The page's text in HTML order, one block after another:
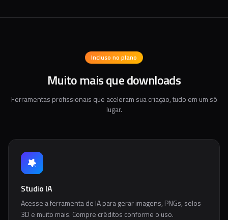
Incluso no plano
Muito mais que downloads
Ferramentas profissionais que aceleram sua criação, tudo em um só
lugar.
Studio IA
Acesse a ferramenta de IA para gerar imagens, PNGs, selos
3D e muito mais. Compre créditos conforme o uso.